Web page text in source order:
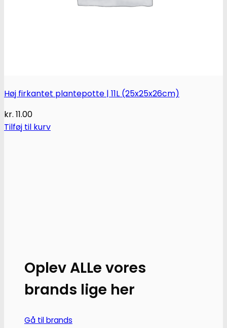
Oplev ALLe vores
brands lige her
Gå til brands
Høj firkantet plantepotte | 11L (25x25x26cm)
kr. 11.00
Tilføj til kurv